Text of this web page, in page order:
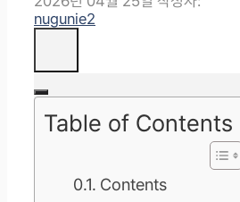
nugunie2
Table of Contents
Contents